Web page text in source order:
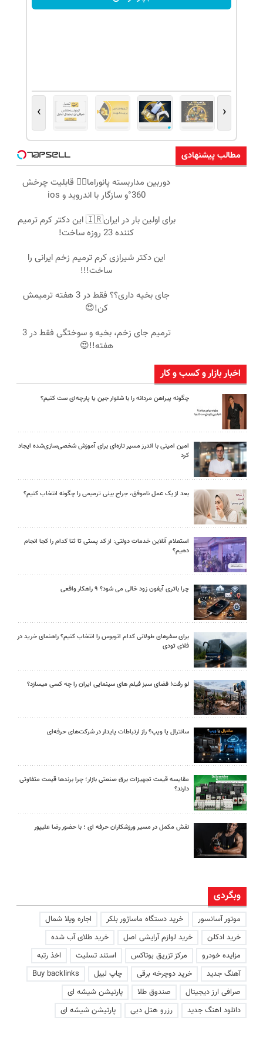
‹
›
مطالب پیشنهادی
دوربین مداربسته پانوراما👈🏻 قابلیت چرخش
360°و سازگار با اندروید و ios
برای اولین بار در ایران🇮🇷 این دکتر کرم ترمیم
کننده 23 روزه ساخت!
این دکتر شیرازی کرم ترمیم زخم ایرانی را
ساخت!!!
جای بخیه داری؟؟ فقط در 3 هفته ترمیمش
کن!😍
ترمیم جای زخم، بخیه و سوختگی فقط در 3
هفته!!😍
اخبار بازار و کسب و کار
چگونه پیراهن مردانه را با شلوار جین یا پارچه‌ای ست کنیم؟
امین امینی با اندرز مسیر تازه‌ای برای آموزش شخصی‌سازی‌شده ایجاد
کرد
بعد از یک عمل ناموفق، جراح بینی ترمیمی را چگونه انتخاب کنیم؟
استعلام آنلاین خدمات دولتی: از کد پستی تا ثنا کدام را کجا انجام
دهیم؟
چرا باتری آیفون زود خالی می شود؟ ۹ راهکار واقعی
برای سفرهای طولانی کدام اتوبوس را انتخاب کنیم؟ راهنمای خرید در
فلای تودی
لو رفت! فضای سبز فیلم های سینمایی ایران را چه کسی میسازد؟
سانترال یا ویپ؟ راز ارتباطات پایدار در شرکت‌های حرفه‌ای
مقایسه قیمت تجهیزات برق صنعتی بازار؛ چرا برندها قیمت متفاوتی
دارند؟
نقش مکمل در مسیر ورزشکاران حرفه ای ؛ با حضور رضا علیپور
وبگردی
موتور آسانسور خرید دستگاه ماساژور بلکر
اجاره ویلا شمال
خرید ادکلن
خرید لوازم آرایشی اصل
خرید طلای آب شده
مزایده خودرو
مرکز تزریق بوتاکس استند تسلیت
اخذ رتبه
آهنگ جدید
خرید دوچرخه برقی چاپ لیبل
Buy backlinks
صرافی ارز دیجیتال
صندوق طلا
پارتیشن شیشه ای
دانلود اهنگ جدید
رزرو هتل دبی پارتیشن شیشه ای